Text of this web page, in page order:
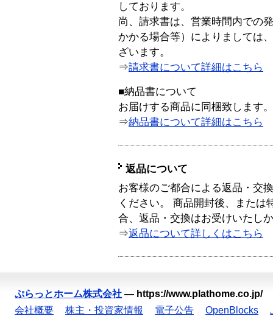
しております。
尚、請求書は、営業時間内での
かかる場合等）によりましては
ざいます。
⇒請求書について詳細はこちら
■納品書について
お届けする商品に同梱致します。
⇒納品書について詳細はこちら
返品について
お客様のご都合による返品・交
ください。 商品開封後、または
合、返品・交換はお受けいたし
⇒返品について詳しくはこちら
ぷらっとホーム株式会社 — https://www.plathome.co.jp/
会社概要
株主・投資家情報 電子公告 OpenBlocks